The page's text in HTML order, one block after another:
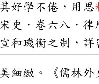
其好學不倦，用思
宋史．卷六八．律
宣和璣衡之制，詳
細緻。《儒林外